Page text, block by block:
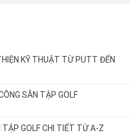
KỸ THUẬT TỪ PUTT ĐẾN
SÂN TẬP GOLF
TẬP GOLF CHI TIẾT TỪ A-Z